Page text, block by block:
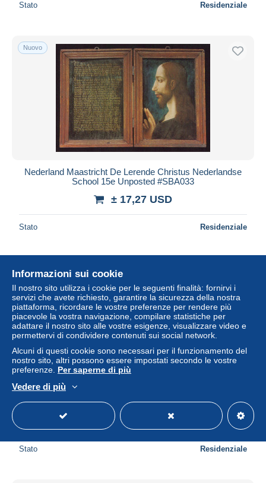
Stato Residenziale
Nuovo
Nederland Maastricht De Lerende Christus Nederlandse
School 15e Unposted #SBA033
± 17,27 USD
Stato Residenziale
Nuovo
Nederland Maastricht Bonnefanten Museum Architectuur
Unposted #SBA031
± 16,12 USD
Stato Residenziale
Informazioni sui cookie
Il nostro sito utilizza i cookie per le seguenti finalità: fornirvi i
servizi che avete richiesto, garantire la sicurezza della nostra
piattaforma, ricordare le vostre preferenze per rendere più
piacevole la vostra navigazione, compilare statistiche per
adattare il nostro sito alle vostre esigenze, visualizzare video e
permettervi di condividere contenuti sui social network.
Alcuni di questi cookie sono necessari per il funzionamento del
nostro sito, altri possono essere impostati secondo le vostre
preferenze. Per saperne di più
Vedere di più